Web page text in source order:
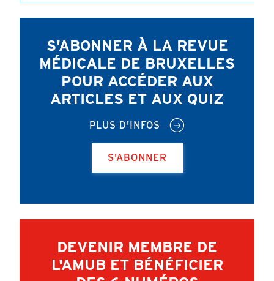
S'ABONNER À LA REVUE
MÉDICALE DE BRUXELLES
POUR ACCÉDER AUX
ARTICLES ET AUX QUIZ
PLUS D'INFOS
S'ABONNER
DEVENIR MEMBRE DE
L'AMUB ET BÉNÉFICIER